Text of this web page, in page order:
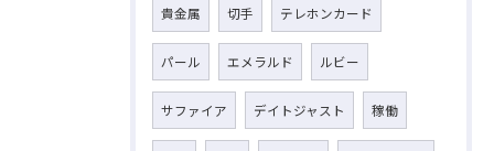
貴金属 切手 テレホンカード
パール エメラルド ルビー
サファイア デイトジャスト 稼働